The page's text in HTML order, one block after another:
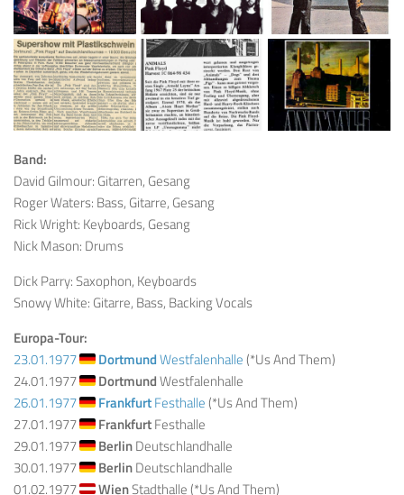
Band:
David Gilmour: Gitarren, Gesang
Roger Waters: Bass, Gitarre, Gesang
Rick Wright: Keyboards, Gesang
Nick Mason: Drums
Dick Parry: Saxophon, Keyboards
Snowy White: Gitarre, Bass, Backing Vocals
Europa-Tour:
23.01.1977
DortmundWestfalenhalle(*Us And Them)
24.01.1977
DortmundWestfalenhalle
26.01.1977
FrankfurtFesthalle(*Us And Them)
27.01.1977
FrankfurtFesthalle
29.01.1977
BerlinDeutschlandhalle
30.01.1977
BerlinDeutschlandhalle
01.02.1977
WienStadthalle (*Us And Them)